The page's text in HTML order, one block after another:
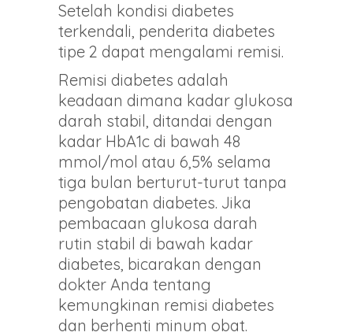
Setelah kondisi diabetes
terkendali, penderita diabetes
tipe 2 dapat mengalami remisi.
Remisi diabetes adalah
keadaan dimana kadar glukosa
darah stabil, ditandai dengan
kadar HbA1c di bawah 48
mmol/mol atau 6,5% selama
tiga bulan berturut-turut tanpa
pengobatan diabetes. Jika
pembacaan glukosa darah
rutin stabil di bawah kadar
diabetes, bicarakan dengan
dokter Anda tentang
kemungkinan remisi diabetes
dan berhenti minum obat.